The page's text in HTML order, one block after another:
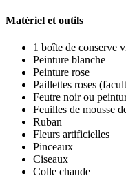
Matériel et outils
1 boîte de conserve
Peinture blanche
Peinture rose
Paillettes roses
Feutre noir ou
Feuilles de mousse
Ruban
Fleurs artificielles
Pinceaux
Ciseaux
Colle chaude